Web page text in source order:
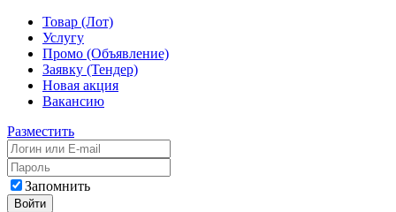
Товар (Лот)
Услугу
Промо (Объявление)
Заявку (Тендер)
Новая акция
Вакансию
Разместить
Запомнить
Войти